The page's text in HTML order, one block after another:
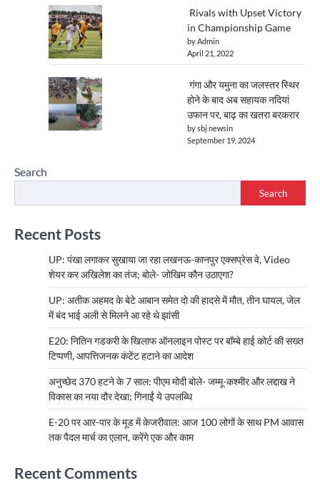
Rivals with Upset Victory
in Championship Game
by Admin
April 21, 2022
गंगा और यमुना का जलस्तर स्थिर
होने के बाद अब सहायक नदियां
उफान पर, बाढ़ का खतरा बरकरार
by sbj newsin
September 19, 2024
Search
Search
Recent Posts
UP: पंखा लगाकर सुखाया जा रहा लखनऊ-कानपुर एक्सप्रेस वे, Video
शेयर कर अखिलेश का तंज; बोले- जोखिम कौन उठाएगा?
UP: अतीक अहमद के बेटे आबान समेत दो की हादसे में मौत, तीन घायल, जेल
में बंद भाई अली से मिलने आ रहे थे झांसी
E20: नितिन गडकरी के खिलाफ ऑनलाइन पोस्ट पर बॉम्बे हाई कोर्ट की सख्त
टिप्पणी, आपत्तिजनक कंटेंट हटाने का आदेश
अनुच्छेद 370 हटने के 7 साल: पीएम मोदी बोले- जम्मू-कश्मीर और लद्दाख ने
विकास का नया दौर देखा; गिनाईं ये उपलब्धि
E-20 पर आर-पार के मूड में केजरीवाल: आज 100 लोगों के साथ PM आवास
तक पैदल मार्च का एलान, करेंगे एक और काम
Recent Comments